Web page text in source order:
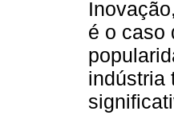
é o caso
indústria